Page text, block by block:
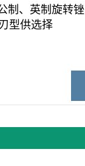
制、英制旋转锉
型供选择